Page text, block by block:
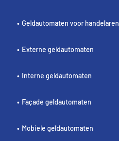
Geldautomaten voor handelaren
Externe geldautomaten
Interne geldautomaten
Façade geldautomaten
Mobiele geldautomaten